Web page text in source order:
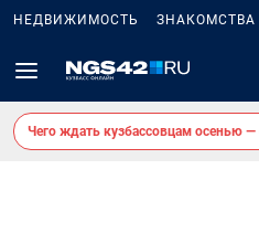
НЕДВИЖИМОСТЬ ЗНАКОМСТВА
Чего ждать кузбассовцам осенью —